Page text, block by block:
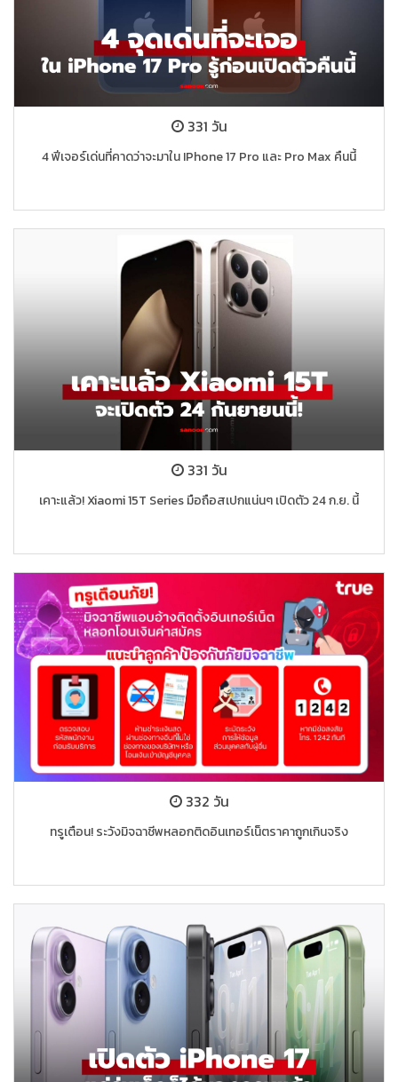
331 วัน
4 ฟีเจอร์เด่นที่คาดว่าจะมาใน IPhone 17 Pro และ Pro Max คืนนี้
331 วัน
เคาะแล้ว! Xiaomi 15T Series มือถือสเปกแน่นๆ เปิดตัว 24 ก.ย. นี้
332 วัน
ทรูเตือน! ระวังมิจฉาชีพหลอกติดอินเทอร์เน็ตราคาถูกเกินจริง